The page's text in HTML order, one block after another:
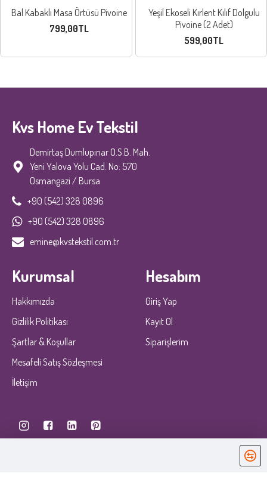
Bal Kabaklı Masa Örtüsü Pivoine
799,00TL
Yeşil Ekoseli Kırlent Kılıf Dolgulu
Pivoine (2 Adet)
599,00TL
Kvs Home Ev Tekstil
Demirtaş Dumlupınar O.S.B. Mah.
Yeni Yalova Yolu Cad. No: 570
Osmangazi / Bursa
+90 (542) 328 0896
+90 (542) 328 0896
emine@kvstekstil.com.tr
Kurumsal
Hakkımızda
Gizlilik Politikası
Şartlar & Koşullar
Mesafeli Satış Sözleşmesi
İletişim
Hesabım
Giriş Yap
Kayıt Ol
Siparişlerim